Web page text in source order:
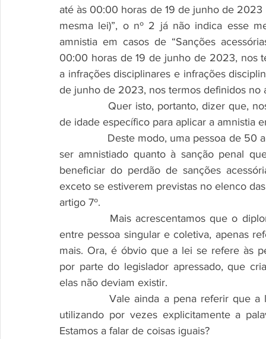
até às 00:00 horas de 19 de junho de 2023
mesma lei)”, o nº 2 já não indica esse
amnistia em casos de “Sanções
00:00 horas de 19 de junho de 2023, nos
a infrações disciplinares e infrações
de junho de 2023, nos termos definidos no
de idade específico para aplicar a amnistia
ser amnistiado quanto à sanção penal
beneficiar do perdão de sanções
exceto se estiverem previstas no elenco
artigo 7º.
entre pessoa singular e coletiva, apenas
mais. Ora, é óbvio que a lei se refere às
por parte do legislador apressado, que
elas não deviam existir.
		Vale ainda a pena referir que a lei da amnistia usa duas terminologias diferentes,
utilizando por vezes explicitamente a
Estamos a falar de coisas iguais?